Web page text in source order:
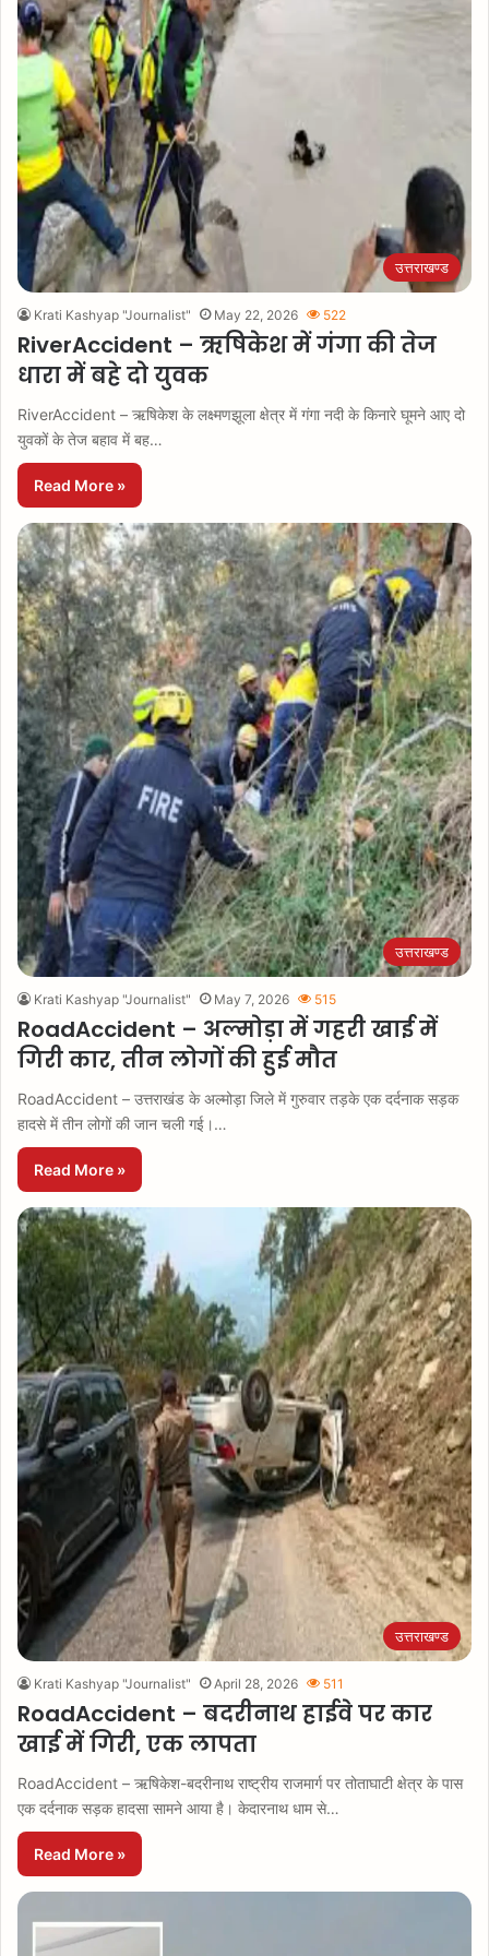
उत्तराखण्ड
Krati Kashyap "Journalist" May 22, 2026 522
RiverAccident – ऋषिकेश में गंगा की तेज
धारा में बहे दो युवक
RiverAccident – ऋषिकेश के लक्ष्मणझूला क्षेत्र में गंगा नदी के किनारे घूमने आए दो
युवकों के तेज बहाव में बह…
Read More »
उत्तराखण्ड
Krati Kashyap "Journalist" May 7, 2026 515
RoadAccident – अल्मोड़ा में गहरी खाई में
गिरी कार, तीन लोगों की हुई मौत
RoadAccident – उत्तराखंड के अल्मोड़ा जिले में गुरुवार तड़के एक दर्दनाक सड़क
हादसे में तीन लोगों की जान चली गई।…
Read More »
उत्तराखण्ड
Krati Kashyap "Journalist" April 28, 2026 511
RoadAccident – बदरीनाथ हाईवे पर कार
खाई में गिरी, एक लापता
RoadAccident – ऋषिकेश-बदरीनाथ राष्ट्रीय राजमार्ग पर तोताघाटी क्षेत्र के पास
एक दर्दनाक सड़क हादसा सामने आया है। केदारनाथ धाम से…
Read More »